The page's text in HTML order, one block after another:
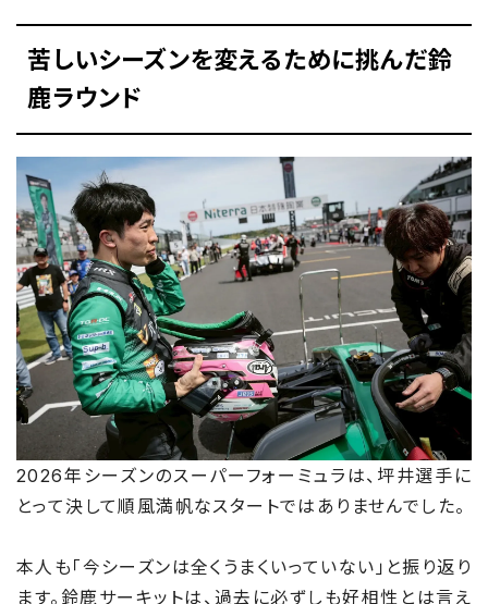
苦しいシーズンを変えるために挑んだ鈴
鹿ラウンド
2026年シーズンのスーパーフォーミュラは、坪井選手に
とって決して順風満帆なスタートではありませんでした。
本人も「今シーズンは全くうまくいっていない」と振り返り
ます。鈴鹿サーキットは、過去に必ずしも好相性とは言え